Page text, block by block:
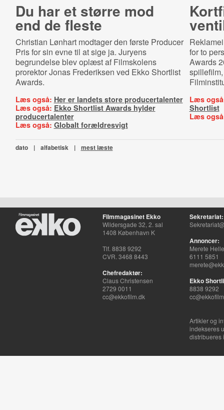
Du har et større mod
end de fleste
Christian Lønhart modtager den første Producer
Pris for sin evne til at sige ja. Juryens
begrundelse blev oplæst af Filmskolens
prorektor Jonas Frederiksen ved Ekko Shortlist
Awards.
Læs også: Her er landets store producertalenter
Læs også: Ekko Shortlist Awards hylder
producertalenter
Læs også: Globalt forældresvigt
for to
Awards
Læs
Shortlist
Læs
dato | alfabetisk | mest læste
Filmmagasinet Ekko
Wildersgade 32, 2. sal
1408 København K
Tlf. 8838 9292
CVR. 3468 8443
Chefredaktør:
Claus Christensen
2729 0011
cc@ekkofilm.dk
Sekretariat:
Annoncer:
Merete
6111 5851
Ekko
8838 9292
Artikler og
indekseres
distribueres